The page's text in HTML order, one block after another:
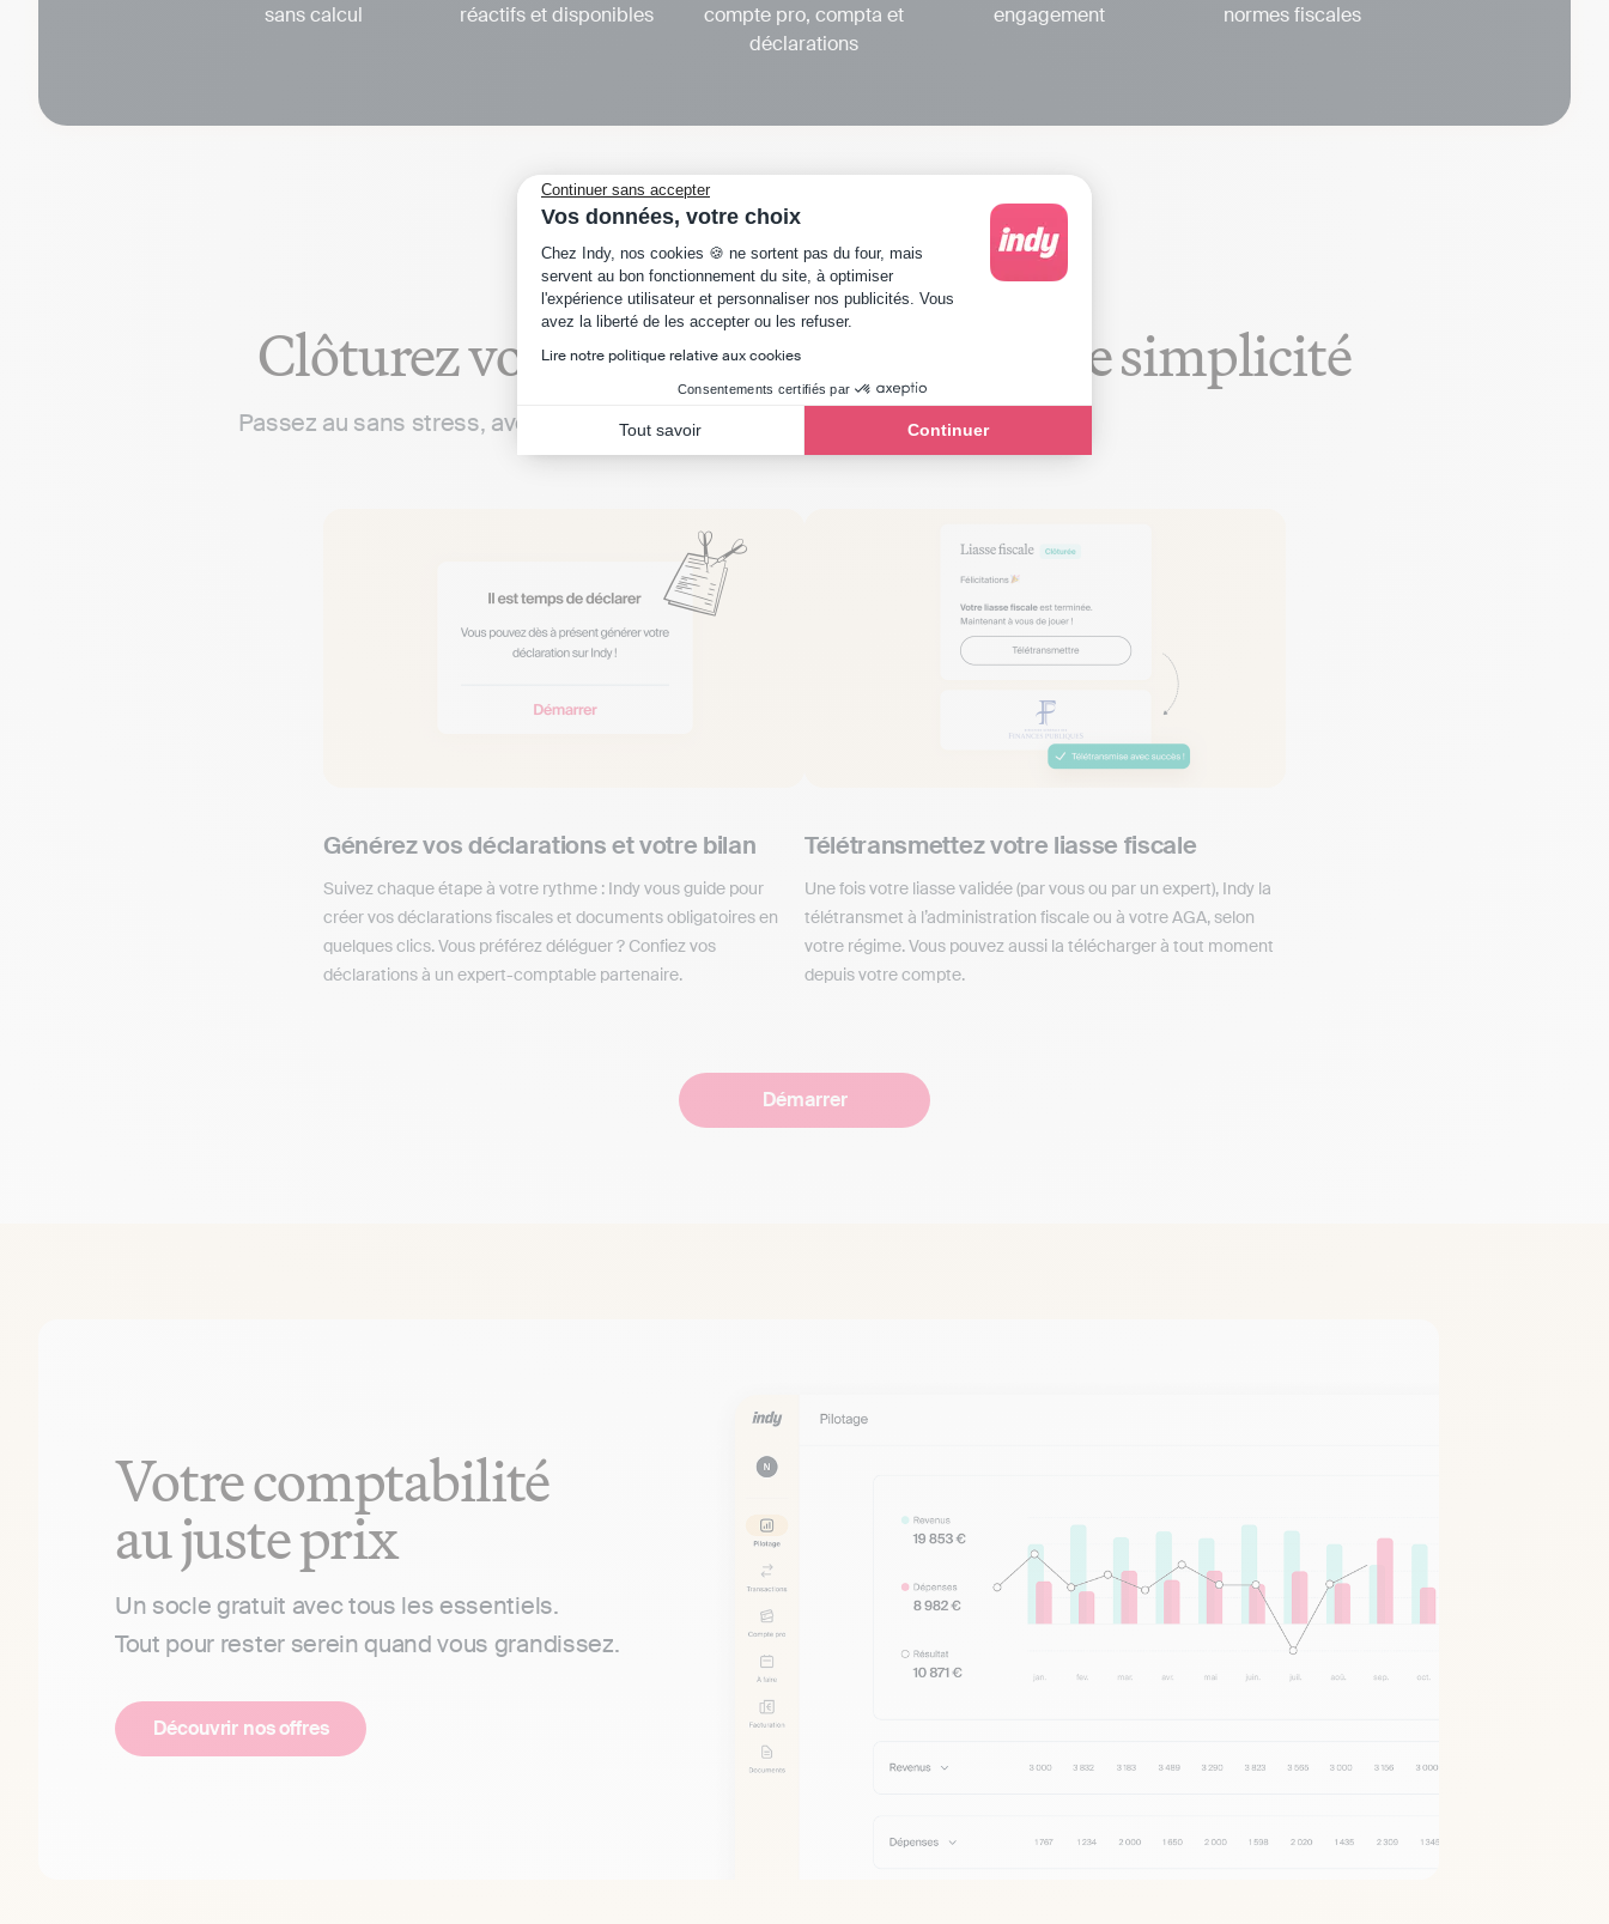
Continuer sans accepter
Vos données, votre choix
Plateforme de Gestion du Consentement : Personnalisez vos Options
Chez Indy, nos cookies 🍪 ne sortent pas du four, mais
servent au bon fonctionnement du site, à optimiser
l'expérience utilisateur et personnaliser nos publicités. Vous
avez la liberté de les accepter ou les refuser.
Lire notre politique relative aux cookies
Consentements certifiés par
Tout savoir Continuer
Axeptio consent
sans calcul
réactifs et disponibles
compte pro, compta et
déclarations
engagement
normes fiscales
Clôturez votre exercice fiscal en toute simplicité
Passez au sans stress, avec ou sans expert-comptable.
Générez vos déclarations et votre bilan
Suivez chaque étape à votre rythme : Indy vous guide pour
créer vos déclarations fiscales et documents obligatoires en
quelques clics. Vous préférez déléguer ? Confiez vos
déclarations à un expert-comptable partenaire.
Télétransmettez votre liasse fiscale
Une fois votre liasse validée (par vous ou par un expert), Indy la
télétransmet à l’administration fiscale ou à votre AGA, selon
votre régime. Vous pouvez aussi la télécharger à tout moment
depuis votre compte.
Démarrer
Votre comptabilité
au juste prix
Un socle gratuit avec tous les essentiels.
Tout pour rester serein quand vous grandissez.
Découvrir nos offres